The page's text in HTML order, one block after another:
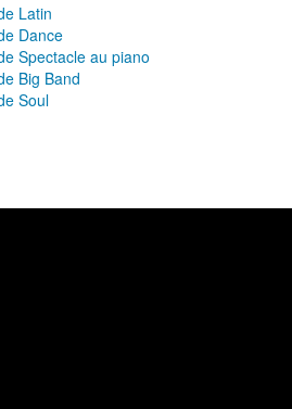
Latin
Dance
Spectacle au piano
Big Band
Soul